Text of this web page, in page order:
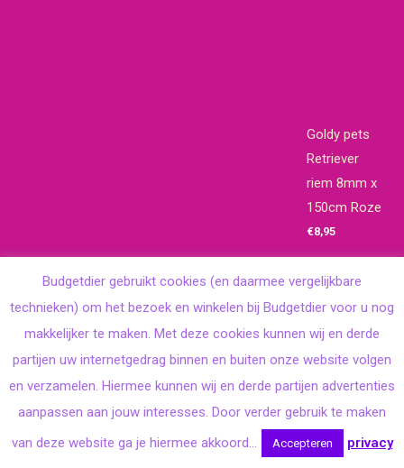
Goldy pets
Retriever
riem 8mm x
150cm Roze
€8,95
PREMIO
Sushi met
Budgetdier gebruikt cookies (en daarmee vergelijkbare
technieken) om het bezoek en winkelen bij Budgetdier voor u nog
makkelijker te maken. Met deze cookies kunnen wij en derde
partijen uw internetgedrag binnen en buiten onze website volgen
en verzamelen. Hiermee kunnen wij en derde partijen advertenties
aanpassen aan jouw interesses. Door verder gebruik te maken
van deze website ga je hiermee akkoord...
Accepteren privacy